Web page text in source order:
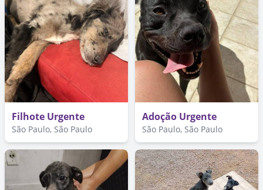
Filhote Urgente
São Paulo, São Paulo
Adoção Urgente
São Paulo, São Paulo